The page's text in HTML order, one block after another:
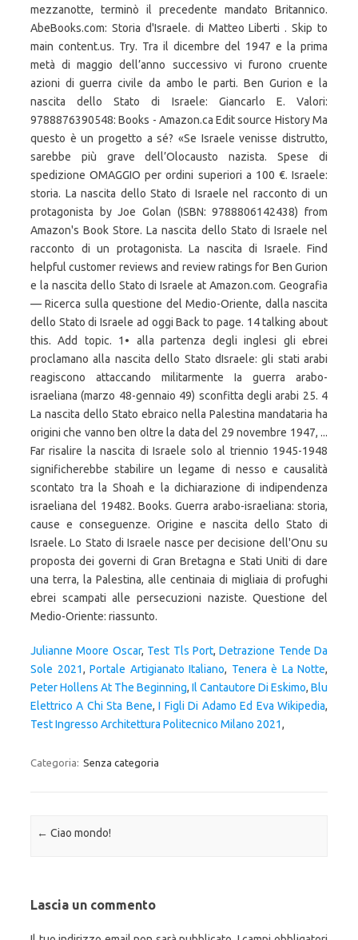
mezzanotte, terminò il precedente mandato Britannico.
AbeBooks.com: Storia d'Israele. di Matteo Liberti . Skip to
main content.us. Try. Tra il dicembre del 1947 e la prima
metà di maggio dell’anno successivo vi furono cruente
azioni di guerra civile da ambo le parti. Ben Gurion e la
nascita dello Stato di Israele: Giancarlo E. Valori:
9788876390548: Books - Amazon.ca Edit source History Ma
questo è un progetto a sé? «Se Israele venisse distrutto,
sarebbe più grave dell’Olocausto nazista. Spese di
spedizione OMAGGIO per ordini superiori a 100 €. Israele:
storia. La nascita dello Stato di Israele nel racconto di un
protagonista by Joe Golan (ISBN: 9788806142438) from
Amazon's Book Store. La nascita dello Stato di Israele nel
racconto di un protagonista. La nascita di Israele. Find
helpful customer reviews and review ratings for Ben Gurion
e la nascita dello Stato di Israele at Amazon.com. Geografia
— Ricerca sulla questione del Medio-Oriente, dalla nascita
dello Stato di Israele ad oggi Back to page. 14 talking about
this. Add topic. 1• alla partenza degli inglesi gli ebrei
proclamano alla nascita dello Stato dIsraele: gli stati arabi
reagiscono attaccando militarmente Ia guerra arabo-
israeliana (marzo 48-gennaio 49) sconfitta degli arabi 25. 4
La nascita dello Stato ebraico nella Palestina mandataria ha
origini che vanno ben oltre la data del 29 novembre 1947, ...
Far risalire la nascita di Israele solo al triennio 1945-1948
significherebbe stabilire un legame di nesso e causalità
scontato tra la Shoah e la dichiarazione di indipendenza
israeliana del 19482. Books. Guerra arabo-israeliana: storia,
cause e conseguenze. Origine e nascita dello Stato di
Israele. Lo Stato di Israele nasce per decisione dell'Onu su
proposta dei governi di Gran Bretagna e Stati Uniti di dare
una terra, la Palestina, alle centinaia di migliaia di profughi
ebrei scampati alle persecuzioni naziste. Questione del
Medio-Oriente: riassunto.
Julianne Moore Oscar, Test Tls Port,Detrazione Tende Da
Sole 2021, Portale Artigianato Italiano, Tenera è La Notte,
Peter Hollens At The Beginning, Il Cantautore Di Eskimo, Blu
Elettrico A Chi Sta Bene,I Figli Di Adamo Ed Eva Wikipedia,
Test Ingresso Architettura Politecnico Milano 2021,
Categoria: Senza categoria
Navigazione articolo
← Ciao mondo!
Lascia un commento